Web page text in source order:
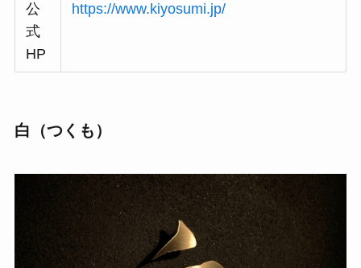
公
式
HP
https://www.kiyosumi.jp/
白（つくも）